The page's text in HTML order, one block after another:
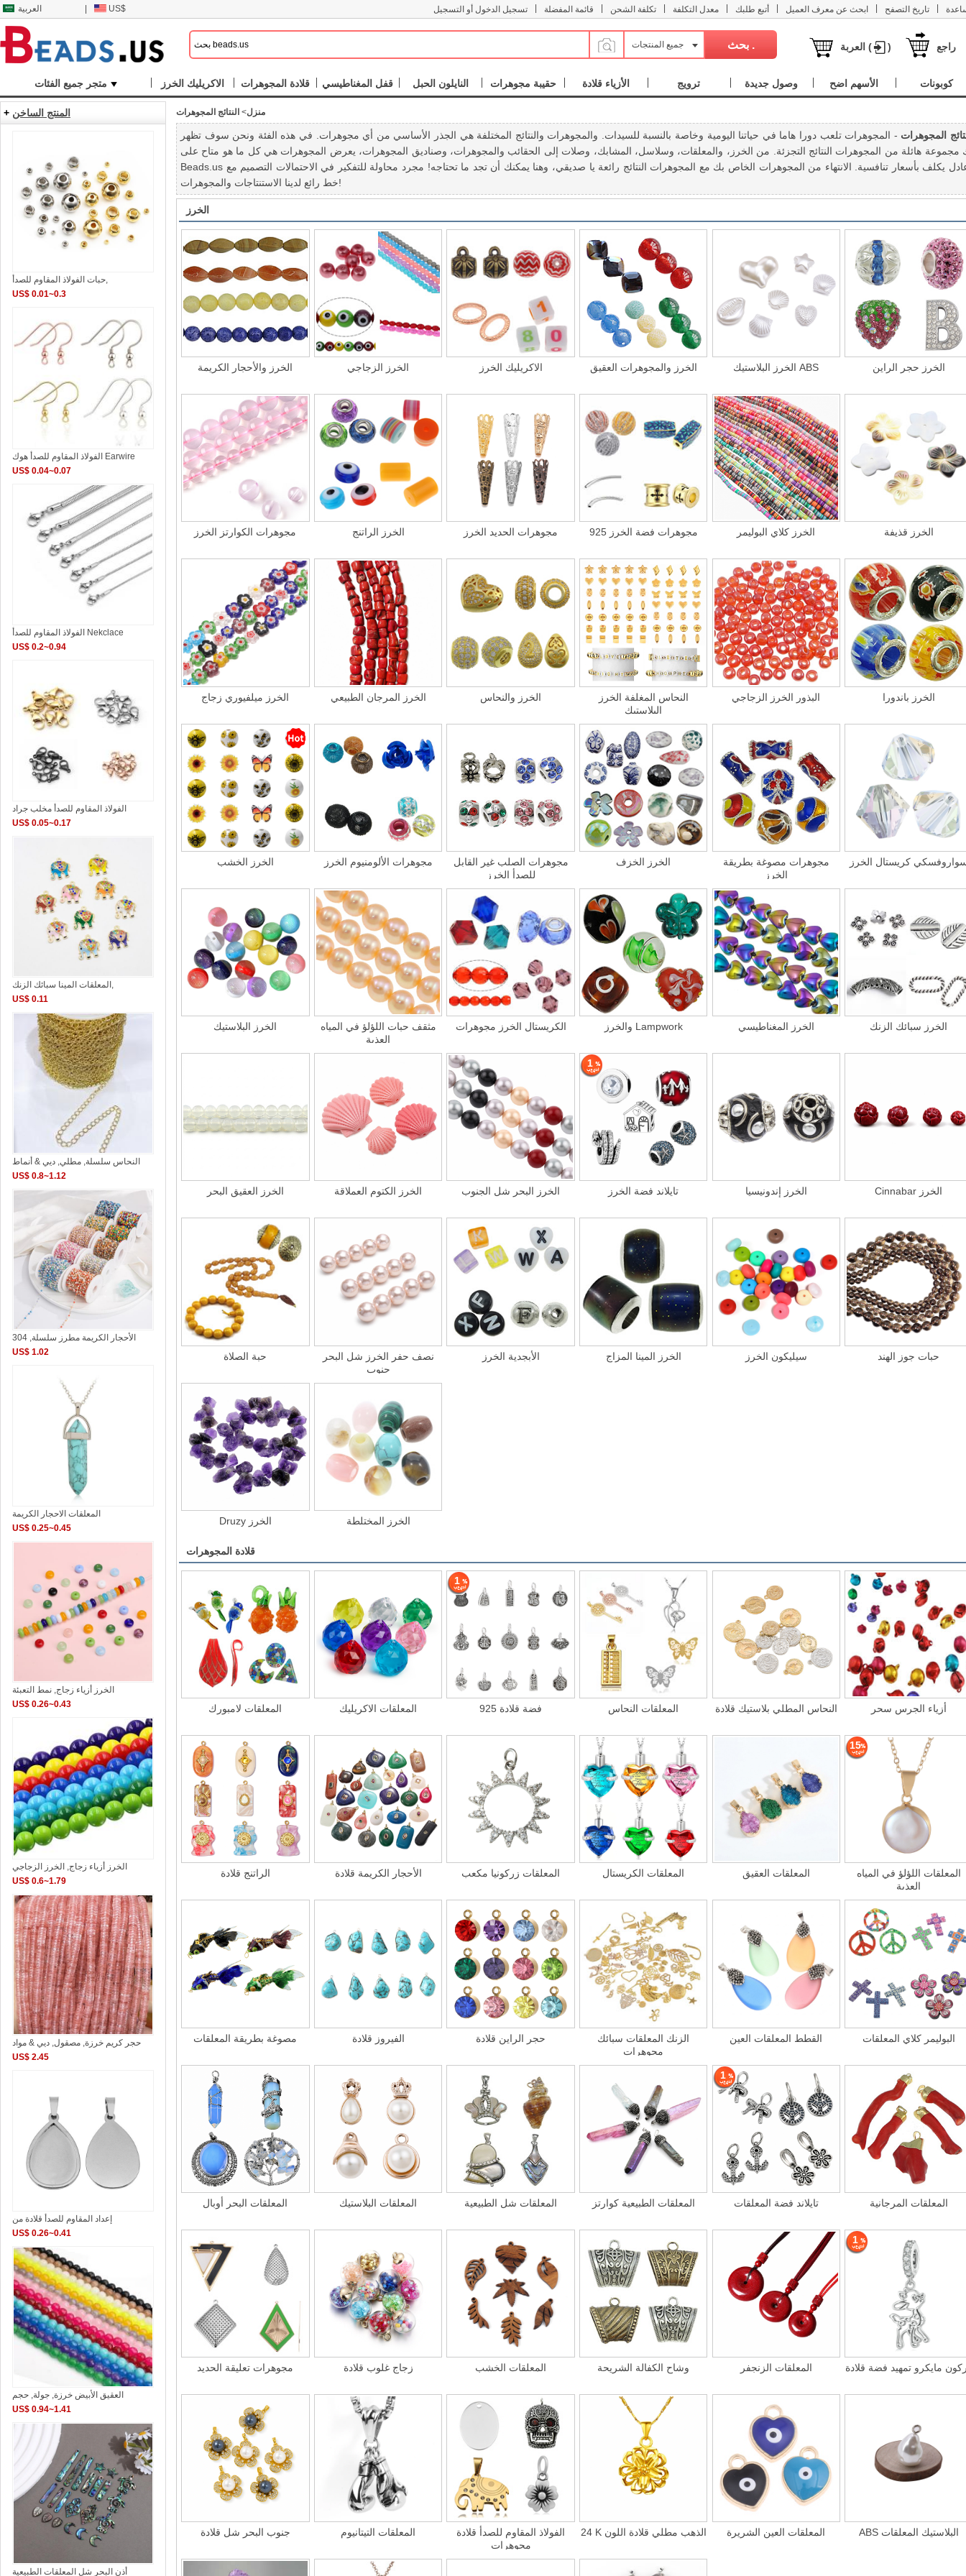
العربية US$ تسجيل الدخول أو التسجيل قائمة المفضلة تكلفة الشحن معدل التكلفة أتبع طلبك ابحث عن معرف العميل تاريخ التصفح
جميع المنتجات العربة ( ) راجع
متجر جميع الفئات الاكريليك الخرز قلادة المجوهرات قفل المغناطيسي النايلون الحبل حقيبة مجوهرات الأزياء قلادة ترويج وصول جديدة الأسهم اضح كوبونات
منزل> النتائج المجوهرات
المجوهرات - المجوهرات تلعب دورا هاما في حياتنا اليومية وخاصة بالنسبة للسيدات. والمجوهرات والنتائج المختلفة هي الجذر الأساسي من أي مجوهرات. في هذه الفئة ونحن سوف تظهر
مجموعة هائلة من المجوهرات النتائج التجزئة. من الخرز، والمعلقات، وسلاسل، المشابك، وصلات إلى الحقائب والمجوهرات، وصناديق المجوهرات، يعرض المجوهرات هي كل ما هو متاح على
Beads.us وعادل يكلف بأسعار تنافسية. الانتهاء من المجوهرات الخاص بك مع المجوهرات النتائج رائعة يا صديقي، وهنا يمكنك أن تجد ما تحتاجه! مجرد محاولة للتفكير في الاحتمالات التصميم مع
خط رائع لدينا الاستنتاجات والمجوهرات!
الخرز
الخرز والأحجار الكريمة الخرز الزجاجي الاكريليك الخرز الخرز والمجوهرات العقيق الخرز البلاستيك ABS الخرز حجر الراين
مجوهرات الكوارتز الخرز الخرز الراتنج مجوهرات الحديد الخرز 925 مجوهرات فضة الخرز الخرز كلاي البوليمر الخرز قذيفة
الخرز ميلفيوري زجاج الخرز المرجان الطبيعي الخرز والنحاس
النحاس المغلفة الخرز
البلاستيك
البذور الخرز الزجاجي الخرز باندورا
الخرز الخشب مجوهرات الألومنيوم الخرز
مجوهرات الصلب غير القابل
للصدأ الخرز
الخرز الخزف
مجوهرات مصوغة ​​بطريقة
الخرز
كريستال الخرز
الخرز البلاستيك
مثقف حبات اللؤلؤ في المياه
العذبة
الكريستال الخرز مجوهرات والخرز Lampwork الخرز المغناطيسي الخرز سبائك الزنك
الخرز العقيق البحر الخرز الكتوم العملاقة الخرز البحر شل الجنوب
1
تايلاند فضة الخرز الخرز إندونيسيا Cinnabar الخرز
حبة الصلاة
نصف حفر الخرز شل البحر
جنوب
الأبجدية الخرز الخرز المينا المزاج سيليكون الخرز حبات جوز الهند
Druzy الخرز الخرز المختلطة
قلادة المجوهرات
المعلقات لامبورك المعلقات الاكريليك
1
925 فضة قلادة المعلقات النحاس النحاس المطلي بلاستيك قلادة أزياء الجرس سحر
الراتنج قلادة الأحجار الكريمة قلادة المعلقات زركونيا مكعب المعلقات الكريستال المعلقات العقيق
15
المعلقات اللؤلؤ في المياه
العذبة
مصوغة ​​بطريقة المعلقات الفيروز قلادة حجر الراين قلادة
الزنك المعلقات سبائك
مجوهرات
القطط المعلقات العين البوليمر كلاي المعلقات
المعلقات البحر أوبال المعلقات البلاستيك المعلقات شل الطبيعية المعلقات الطبيعية كوارتز
1
تايلاند فضة المعلقات المعلقات المرجانية
مجوهرات تعليقة الحديد زجاج غلوب قلادة المعلقات الخشب وشاح الكفالة الشريحة المعلقات الزنجفر
1
مايكرو تمهيد فضة قلادة
جنوب البحر شل قلادة المعلقات التيتانيوم
الفولاذ المقاوم للصدأ قلادة
مجوهرات
24 K الذهب مطلي قلادة اللون المعلقات العين الشريرة ABS البلاستيك المعلقات
+ المنتج الساخن
حبات الفولاذ المقاوم للصدأ,
US$ 0.01~0.3
الفولاذ المقاوم للصدأ هوك Earwire
US$ 0.04~0.07
الفولاذ المقاوم للصدأ Nekclace
US$ 0.2~0.94
الفولاذ المقاوم للصدأ مخلب جراد
US$ 0.05~0.17
المعلقات المينا سبائك الزنك,
US$ 0.11
النحاس سلسلة, مطلي, ديي & أنماط
US$ 0.8~1.12
الأحجار الكريمة مطرز سلسلة, 304
US$ 1.02
المعلقات الاحجار الكريمة
US$ 0.25~0.45
الخرز أزياء زجاج, نمط التعبئة
US$ 0.26~0.43
الخرز أزياء زجاج, الخرز الزجاجي
US$ 0.6~1.79
حجر كريم خرزة, مصقول, ديي & مواد
US$ 2.45
إعداد المقاوم للصدأ قلادة من
US$ 0.26~0.41
العقيق الأبيض خرزة, جولة, حجم
US$ 0.94~1.41
أذن البحر شل المعلقات الطبيعية